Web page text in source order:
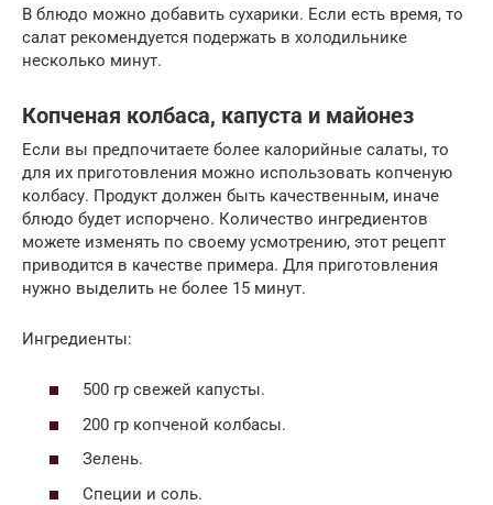
В блюдо можно добавить сухарики. Если есть время, то
салат рекомендуется подержать в холодильнике
несколько минут.
Копченая колбаса, капуста и майонез
Если вы предпочитаете более калорийные салаты, то
для их приготовления можно использовать копченую
колбасу. Продукт должен быть качественным, иначе
блюдо будет испорчено. Количество ингредиентов
можете изменять по своему усмотрению, этот рецепт
приводится в качестве примера. Для приготовления
нужно выделить не более 15 минут.
Ингредиенты:
500 гр свежей капусты.
200 гр копченой колбасы.
Зелень.
Специи и соль.